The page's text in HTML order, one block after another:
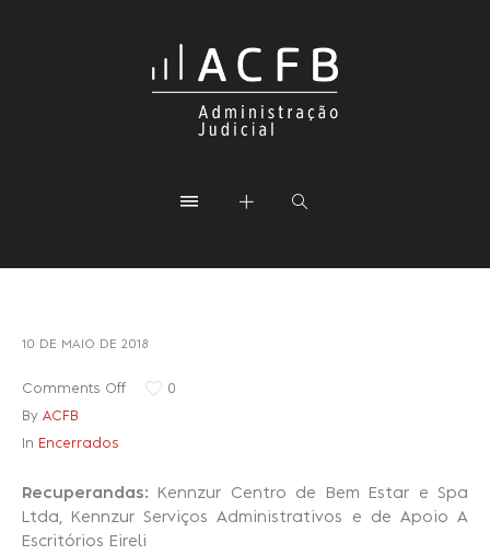
10 DE MAIO DE 2018
Comments Off 0
By ACFB
In Encerrados
Recuperandas: Kennzur Centro de Bem Estar e Spa
Ltda, Kennzur Serviços Administrativos e de Apoio A
Escritórios Eireli